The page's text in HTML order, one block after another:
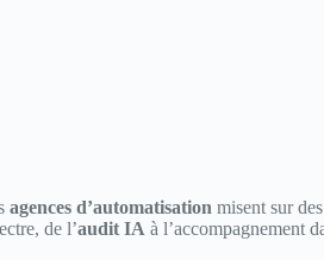
agences d’automatisation misent sur
de l’audit IA à l’accompagnement